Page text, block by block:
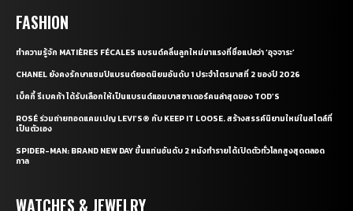
FASHION
ทำความรู้จัก MATIÈRES FÉCALES แบรนด์คลื่นลูกใหม่มาแรงที่ชื่อแปลว่า ‘อุจจาระ’
CHANEL ยังคงรักษาแชมป์แบรนด์ยอดนิยมอันดับ 1 ประจำไตรมาสที่ 2 ของปี 2026
เบ็คกี้ รีเบคก้า ได้รับเลือกให้เป็นแบรนด์แอมบาสซาเดอร์คนล่าสุดของ TOD’S
ROSÉ ร่วมถ่ายทอดแคมเปญ LEVI’S® กับ KEEP IT LOOSE. สร้างสรรค์นิยามใหม่ในสไตล์ที่
เป็นตัวเอง
SPIDER-MAN: BRAND NEW DAY ขึ้นแท่นอันดับ 2 หนังทำรายได้เปิดตัวทั่วโลกสูงสุดตลอด
กาล
WATCHES & JEWELRY